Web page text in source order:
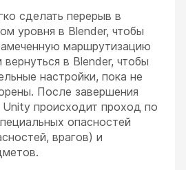
сделать перерыв в
уровня в Blender, чтобы
маршрутизацию
в Blender, чтобы
настройки, пока не
После завершения
происходит проход по
опасностей
врагов) и